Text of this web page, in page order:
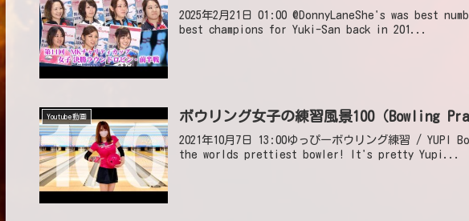
2025年2月21日 01:00 @DonnyLaneShe's was best
best champions for Yuki-San back in 201...
Youtube動画 ボウリング女子の練習風景100（Bowling
2021年10月7日 13:00ゆっぴーボウリング練習 /
the worlds prettiest bowler! It's pretty Yupi...